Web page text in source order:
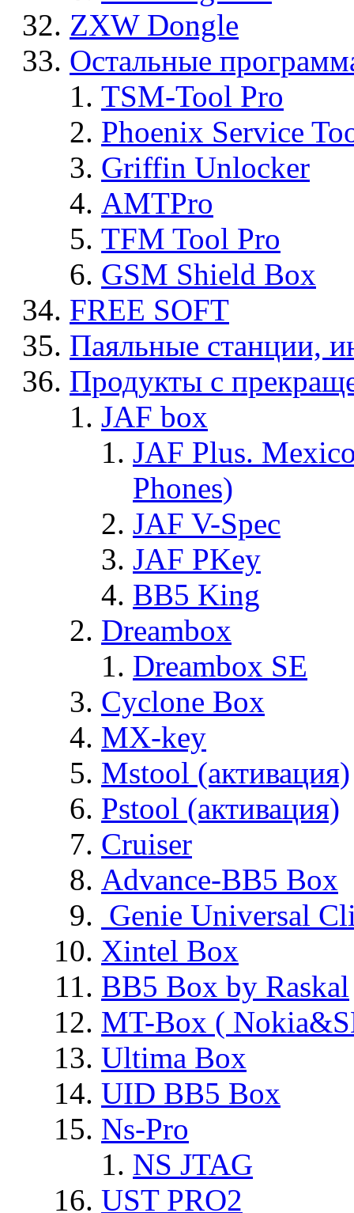
ZXW Dongle
Остальные
TSM-Tool Pro
Phoenix Service
Griffin Unlocker
AMTPro
TFM Tool Pro
GSM Shield Box
FREE SOFT
Паяльные станции,
Продукты с
JAF box
JAF Plus.
Phones)
JAF V-Spec
JAF PKey
BB5 King
Dreambox
Dreambox SE
Cyclone Box
MX-key
Mstool (активация)
Pstool (активация)
Cruiser
Advance-BB5 Box
Genie Universal
Xintel Box
BB5 Box by Raskal
MT-Box (
Ultima Box
UID BB5 Box
Ns-Pro
NS JTAG
UST PRO2